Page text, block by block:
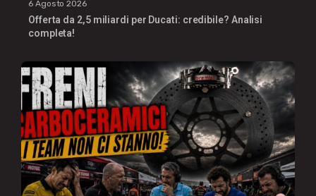
6 Agosto 2026
Offerta da 2,5 miliardi per Ducati: credibile? Analisi
completa!